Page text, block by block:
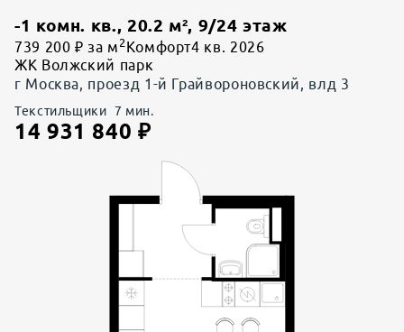
-1 комн. кв., 20.2 м², 9/24 этаж
739 200 ₽ за м 2 Комфорт4 кв. 2026
ЖК Волжский парк
г Москва, проезд 1-й Грайвороновский, влд 3
Текстильщики 7 мин.
14 931 840 ₽